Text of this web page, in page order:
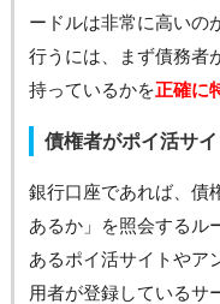
ードルは非常に高いの
行うには、まず債務者
持っているかを正確に
債権者がポイ活サ
銀行口座であれば、債
あるか」を照会するル
あるポイ活サイトやア
用者が登録しているサ